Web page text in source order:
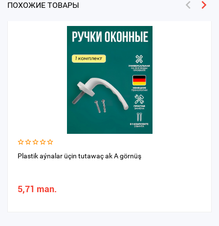
ПОХОЖИЕ ТОВАРЫ
Plastik aýnalar üçin tutawaç ak A görnüş
5,71 man.